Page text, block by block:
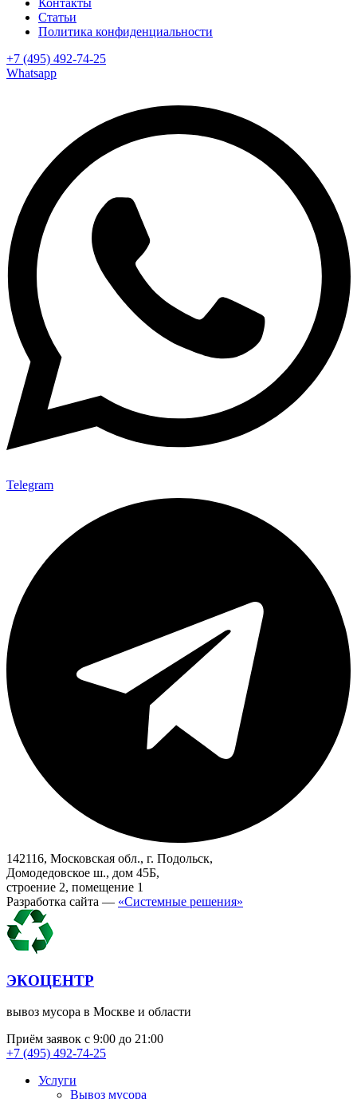
Контакты
Статьи
Политика конфиденциальности
+7 (495) 492-74-25
Whatsapp
Telegram
142116, Московская обл., г. Подольск,
Домодедовское ш., дом 45Б,
строение 2, помещение 1
Разработка сайта — «Системные решения»
ЭКОЦЕНТР
вывоз мусора в Москве и области
Приём заявок с 9:00 до 21:00
+7 (495) 492-74-25
Услуги
Вывоз мусора